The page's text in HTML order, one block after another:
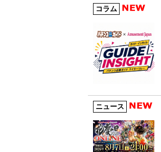
コラム
ニュース